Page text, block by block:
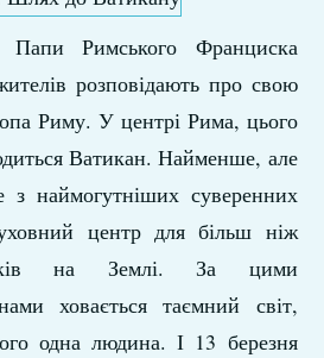
Папи Римського Франциска
розповідають про свою
Риму. У центрі Рима, цього
Ватикан. Найменше, але
наймогутніших суверенних
центр для більш ніж
на Землі. За цими
ховається таємний світ,
одна людина. І 13 березня